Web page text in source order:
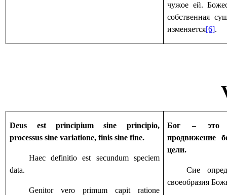
чужое ей.
собственная
изменяется[6].
Deus est principium sine principio,
processus sine variatione, finis sine fine.
Haec definitio est secundum speciem
data.
Genitor vero primum capit ratione
Бог – это
продвижение
цели.
Сие
своеобразия